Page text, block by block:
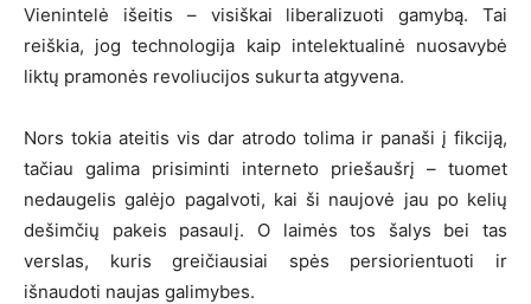
Vienintelė išeitis – visiškai liberalizuoti gamybą. Tai
reiškia, jog technologija kaip intelektualinė nuosavybė
liktų pramonės revoliucijos sukurta atgyvena.
Nors tokia ateitis vis dar atrodo tolima ir panaši į fikciją,
tačiau galima prisiminti interneto priešaušrį – tuomet
nedaugelis galėjo pagalvoti, kai ši naujovė jau po kelių
dešimčių pakeis pasaulį. O laimės tos šalys bei tas
verslas, kuris greičiausiai spės persiorientuoti ir
išnaudoti naujas galimybes.